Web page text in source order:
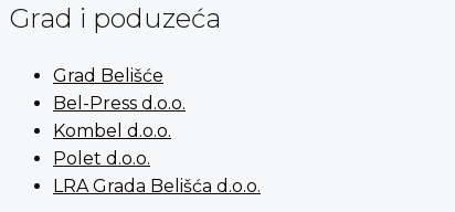
Grad i poduzeća
Grad Belišće
Bel-Press d.o.o.
Kombel d.o.o.
Polet d.o.o.
LRA Grada Belišća d.o.o.